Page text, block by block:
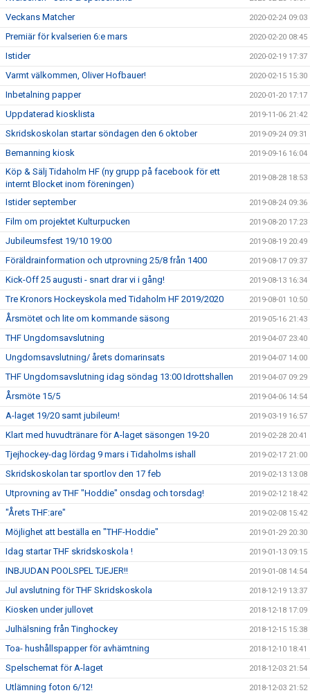
Veckans Matcher 2020-02-24 09:03
Premiär för kvalserien 6:e mars 2020-02-20 08:45
Istider 2020-02-19 17:37
Varmt välkommen, Oliver Hofbauer! 2020-02-15 15:30
Inbetalning papper 2020-01-20 17:17
Uppdaterad kiosklista 2019-11-06 21:42
Skridskoskolan startar söndagen den 6 oktober 2019-09-24 09:31
Bemanning kiosk 2019-09-16 16:04
Köp & Sälj Tidaholm HF (ny grupp på facebook för ett
internt Blocket inom föreningen)
2019-08-28 18:53
Istider september 2019-08-24 09:36
Film om projektet Kulturpucken 2019-08-20 17:23
Jubileumsfest 19/10 19:00 2019-08-19 20:49
Föräldrainformation och utprovning 25/8 från 1400 2019-08-17 09:37
Kick-Off 25 augusti - snart drar vi i gång! 2019-08-13 16:34
Tre Kronors Hockeyskola med Tidaholm HF 2019/2020 2019-08-01 10:50
Årsmötet och lite om kommande säsong 2019-05-16 21:43
THF Ungdomsavslutning 2019-04-07 23:40
Ungdomsavslutning/ årets domarinsats 2019-04-07 14:00
THF Ungdomsavslutning idag söndag 13:00 Idrottshallen 2019-04-07 09:29
Årsmöte 15/5 2019-04-06 14:54
A-laget 19/20 samt jubileum! 2019-03-19 16:57
Klart med huvudtränare för A-laget säsongen 19-20 2019-02-28 20:41
Tjejhockey-dag lördag 9 mars i Tidaholms ishall 2019-02-17 21:00
Skridskoskolan tar sportlov den 17 feb 2019-02-13 13:08
Utprovning av THF "Hoddie" onsdag och torsdag! 2019-02-12 18:42
"Årets THF:are" 2019-02-08 15:42
Möjlighet att beställa en "THF-Hoddie" 2019-01-29 20:30
Idag startar THF skridskoskola ! 2019-01-13 09:15
INBJUDAN POOLSPEL TJEJER!! 2019-01-08 14:54
Jul avslutning för THF Skridskoskola 2018-12-19 13:37
Kiosken under jullovet 2018-12-18 17:09
Julhälsning från Tinghockey 2018-12-15 15:38
Toa- hushållspapper för avhämtning 2018-12-10 18:41
Spelschemat för A-laget 2018-12-03 21:54
Utlämning foton 6/12! 2018-12-03 21:52